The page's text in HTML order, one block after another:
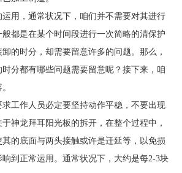
用，通常状况下，咱们并不需要对其进行
都是在某个时间段进行一次简略的清保护
的时分，却需要留意许多的问题。那么，
分都有哪些问题需要留意呢？接下来，咱
工作人员必定要坚持动作平稳，不要出现
神龙拜耳阳光板的拆开，在整个过程中，
的底面与两头接触或许是迁延等，以免损
到正常运用。通常状况下，大约是每2-3块